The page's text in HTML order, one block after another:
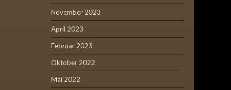
November 2023
April 2023
Februar 2023
Oktober 2022
Mai 2022